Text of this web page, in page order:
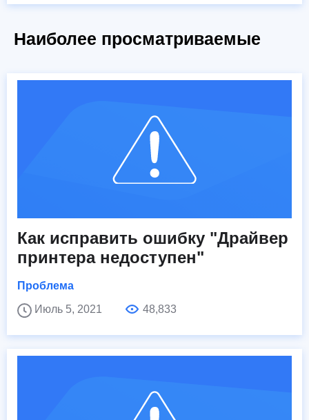
Наиболее просматриваемые
Как исправить ошибку "Драйвер
принтера недоступен"
Проблема
Июль 5, 2021
48,833